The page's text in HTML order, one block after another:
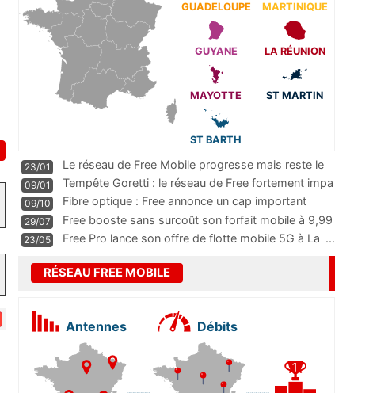
GUADELOUPE MARTINIQUE
GUYANE LA RÉUNION
MAYOTTE ST MARTIN
ST BARTH
23/01
Le réseau de Free Mobile progresse mais reste le
m
...
09/01
Tempête Goretti : le réseau de Free fortement impa
09/10
Fibre optique : Free annonce un cap important
pass
...
29/07
Free booste sans surcoût son forfait mobile à 9,99
23/05 Free Pro lance son offre de flotte mobile 5G à La ...
RÉSEAU FREE MOBILE
Antennes Débits